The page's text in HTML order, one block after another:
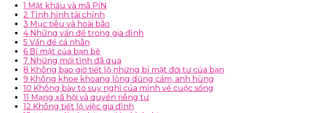
1 Mật khẩu và mã PIN
2 Tình hình tài chính
3 Mục tiêu và hoài bão
4Những vấn đề trong gia đình
5 Vấn đề cá nhân
6 Bí mật của bạn bè
7 Những mối tình đã qua
8 Không bao giờ tiết lộ những bí mật đời tư của bạn
9 Không khoe khoang lòng dũng cảm, anh hùng
10 Không bày tỏ suy nghĩ của mình về cuộc sống
11 Mạng xã hội và quyền riêng tư
12 Không tiết lộ việc gia đình